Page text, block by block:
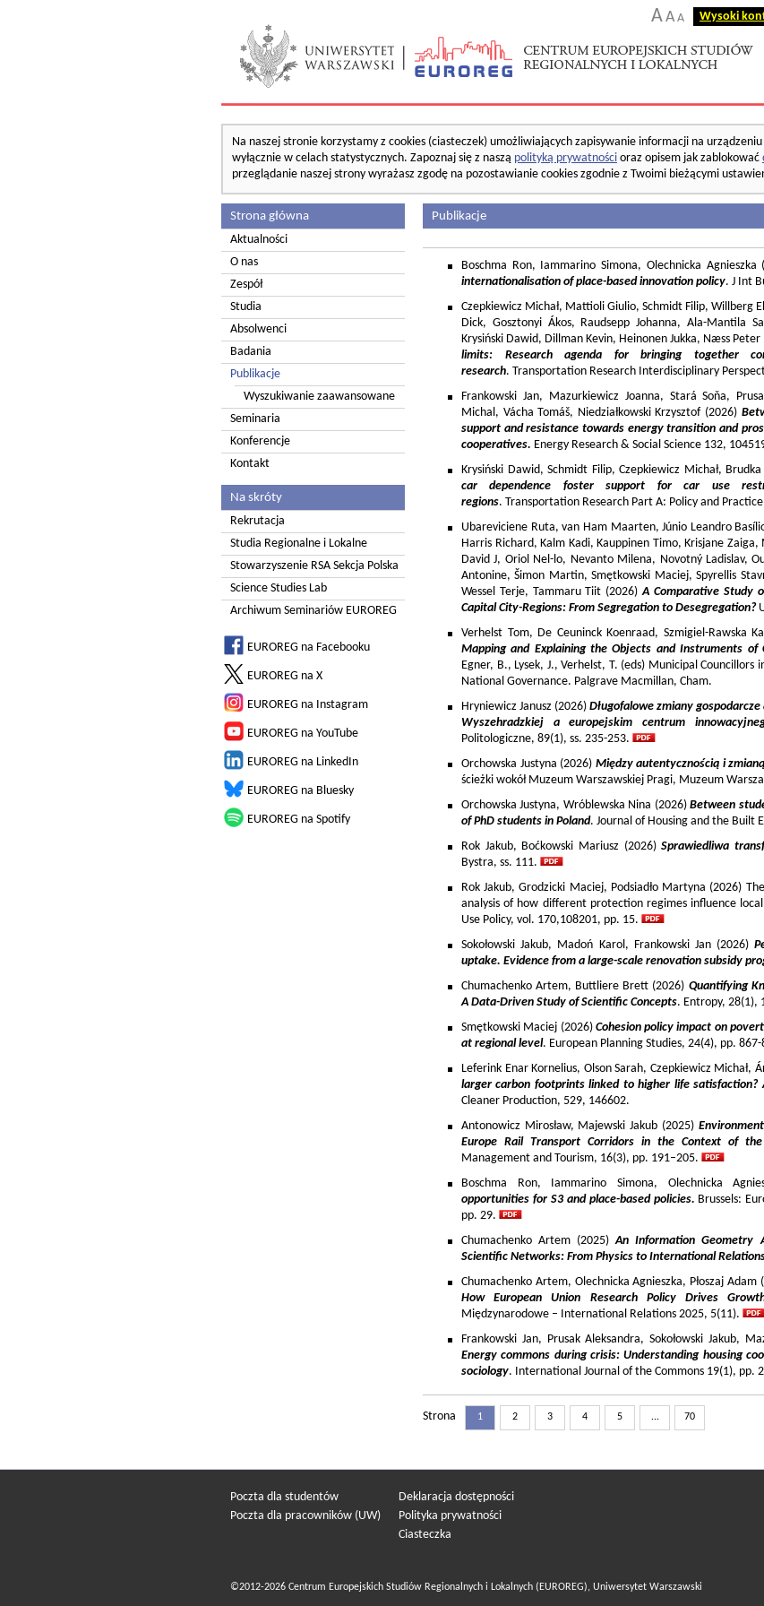
AA A Wysoki
Na naszej stronie korzystamy z cookies (ciasteczek) umożliwiających zapisywanie informacji na
wyłącznie w celach statystycznych. Zapoznaj się z naszą polityką prywatności oraz opisem jak zablokować
przeglądanie naszej strony wyrażasz zgodę na pozostawianie cookies zgodnie z Twoimi bieżącymi
Strona główna
Aktualności
O nas
Zespół
Studia
Absolwenci
Badania
Publikacje
Wyszukiwanie zaawansowane
Seminaria
Konferencje
Kontakt
Na skróty
Rekrutacja
Studia Regionalne i Lokalne
Stowarzyszenie RSA Sekcja Polska
Science Studies Lab
Archiwum Seminariów EUROREG
EUROREG na Facebooku
EUROREG na X
EUROREG na Instagram
EUROREG na YouTube
EUROREG na LinkedIn
EUROREG na Bluesky
EUROREG na Spotify
Publikacje
Boschma Ron, Iammarino Simona, Olechnicka Agnieszka
internationalisation of place-based innovation policy. J Int
Czepkiewicz Michał, Mattioli Giulio, Schmidt Filip, Willberg
Dick, Gosztonyi Ákos, Raudsepp Johanna, Ala-Mantila
Krysiński Dawid, Dillman Kevin, Heinonen Jukka, Næss Peter
limits: Research agenda for bringing together
research. Transportation Research Interdisciplinary
Frankowski Jan, Mazurkiewicz Joanna, Stará Soňa,
Michal, Vácha Tomáš, Niedziałkowski Krzysztof (2026)
support and resistance towards energy transition and
cooperatives. Energy Research & Social Science 132,
Krysiński Dawid, Schmidt Filip, Czepkiewicz Michał,
car dependence foster support for car use
regions. Transportation Research Part A: Policy and
Ubareviciene Ruta, van Ham Maarten, Júnio Leandro
Harris Richard, Kalm Kadi, Kauppinen Timo, Krisjane
David J, Oriol Nel-lo, Nevanto Milena, Novotný Ladislav,
Antonine, Šimon Martin, Smętkowski Maciej, Spyrellis
Wessel Terje, Tammaru Tiit (2026)A Comparative Study
Capital City-Regions: From Segregation to Desegregation?
Verhelst Tom, De Ceuninck Koenraad, Szmigiel-Rawska
Mapping and Explaining the Objects and Instruments of
Egner, B., Lysek, J., Verhelst, T. (eds) Municipal Councillors
National Governance. Palgrave Macmillan, Cham.
Hryniewicz Janusz (2026) Długofalowe zmiany
Wyszehradzkiej a europejskim centrum
Politologiczne, 89(1), ss. 235-253.
Orchowska Justyna (2026) Między autentycznością i zmianą
ścieżki wokół Muzeum Warszawskiej Pragi, Muzeum
Orchowska Justyna, Wróblewska Nina (2026)Between
of PhD students in Poland. Journal of Housing and the Built
Rok Jakub, Boćkowski Mariusz (2026)Sprawiedliwa
Bystra, ss. 111.
Rok Jakub, Grodzicki Maciej, Podsiadło Martyna (2026)
analysis of how different protection regimes influence
Use Policy, vol. 170,108201, pp. 15.
Sokołowski Jakub, Madoń Karol, Frankowski Jan (2026)
uptake. Evidence from a large-scale renovation subsidy
Chumachenko Artem, Buttliere Brett (2026) Quantifying
A Data-Driven Study of Scientific Concepts. Entropy, 28(1),
Smętkowski Maciej (2026) Cohesion policy impact on
at regional level. European Planning Studies, 24(4), pp. 867-
Leferink Enar Kornelius, Olson Sarah, Czepkiewicz
larger carbon footprints linked to higher life
Cleaner Production, 529, 146602.
Antonowicz Mirosław, Majewski Jakub (2025)
Europe Rail Transport Corridors in the Context of the
Management and Tourism, 16(3), pp. 191–205.
Boschma Ron, Iammarino Simona, Olechnicka
opportunities for S3 and place-based policies. Brussels:
pp. 29.
Chumachenko Artem (2025)An Information Geometry
Scientific Networks: From Physics to International
Chumachenko Artem, Olechnicka Agnieszka, Płoszaj Adam
How European Union Research Policy Drives
Międzynarodowe – International Relations 2025, 5(11).
Frankowski Jan, Prusak Aleksandra, Sokołowski Jakub,
Energy commons during crisis: Understanding housing
sociology. International Journal of the Commons 19(1), pp.
Strona 1 2 3 4 5 ... 70
Poczta dla studentów
Poczta dla pracowników (UW)
Deklaracja dostępności
Polityka prywatności
Ciasteczka
©2012-2026 Centrum Europejskich Studiów Regionalnych i Lokalnych (EUROREG), Uniwersytet Warszawski